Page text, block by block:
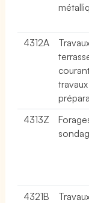
4312A
travaux
4313Z
4321B